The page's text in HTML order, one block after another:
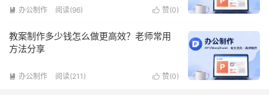
 赞(0)
 办公制作 阅读(96)
教案制作多少钱怎么做更高效？老师常用
方法分享
 赞(0)
 办公制作 阅读(211)